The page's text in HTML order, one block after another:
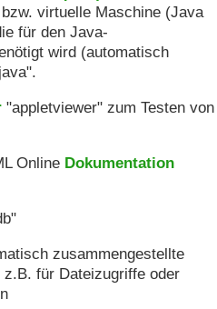
virtuelle Maschine (Java
für den Java-
wird (automatisch
"appletviewer" zum Testen von
Online Dokumentation
zusammengestellte
z.B. für Dateizugriffe oder